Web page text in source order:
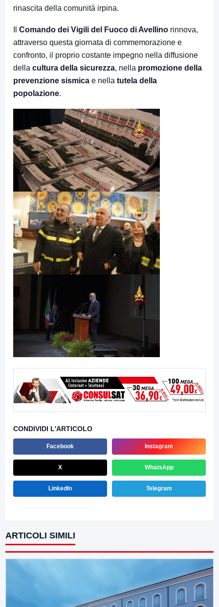
rinascita della comunità irpina.
Comando dei Vigili del Fuoco di Avellino rinnova,
attraverso questa giornata di commemorazione e
confronto, il proprio costante impegno nella diffusione
della cultura della sicurezza, nella promozione della
prevenzione sismica e nella tutela della
popolazione.
CONDIVIDI L'ARTICOLO
Facebook Instagram
X WhatsApp
LinkedIn Telegram
ARTICOLI SIMILI